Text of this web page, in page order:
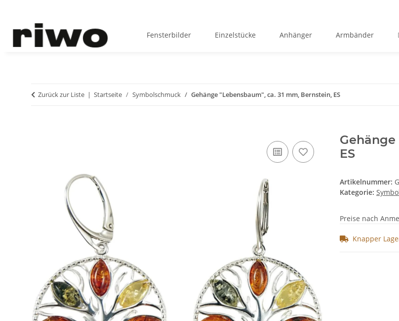
Fensterbilder Einzelstücke Anhänger Armbänder
Zurück zur Liste Startseite Symbolschmuck Gehänge "Lebensbaum", ca. 31 mm, Bernstein, ES
Gehänge
ES
Artikelnummer:
Kategorie:
Preise nach
Knapper